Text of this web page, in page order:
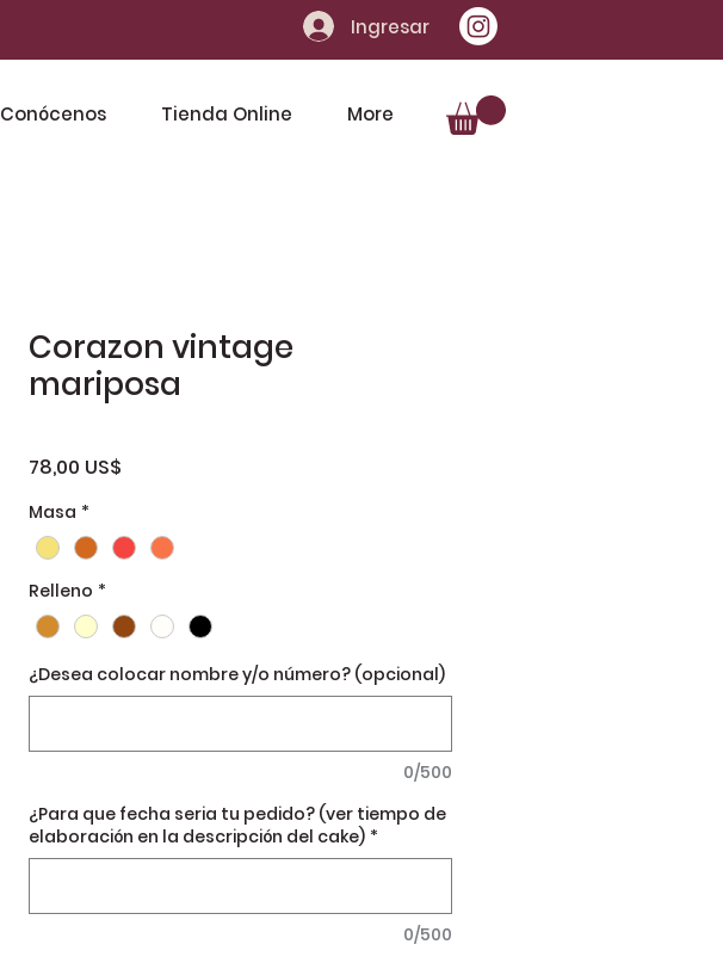
Ingresar
Conócenos Tienda Online More
Corazon vintage
mariposa
78,00 US$
Masa *
Relleno *
¿Desea colocar nombre y/o número? (opcional)
0/500
¿Para que fecha seria tu pedido? (ver tiempo de
elaboración en la descripción del cake) *
0/500